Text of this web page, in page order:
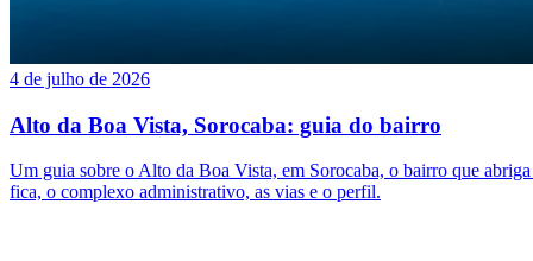
4 de julho de 2026
Alto da Boa Vista, Sorocaba: guia do bairro
Um guia sobre o Alto da Boa Vista, em Sorocaba, o bairro que
fica, o complexo administrativo, as vias e o perfil.